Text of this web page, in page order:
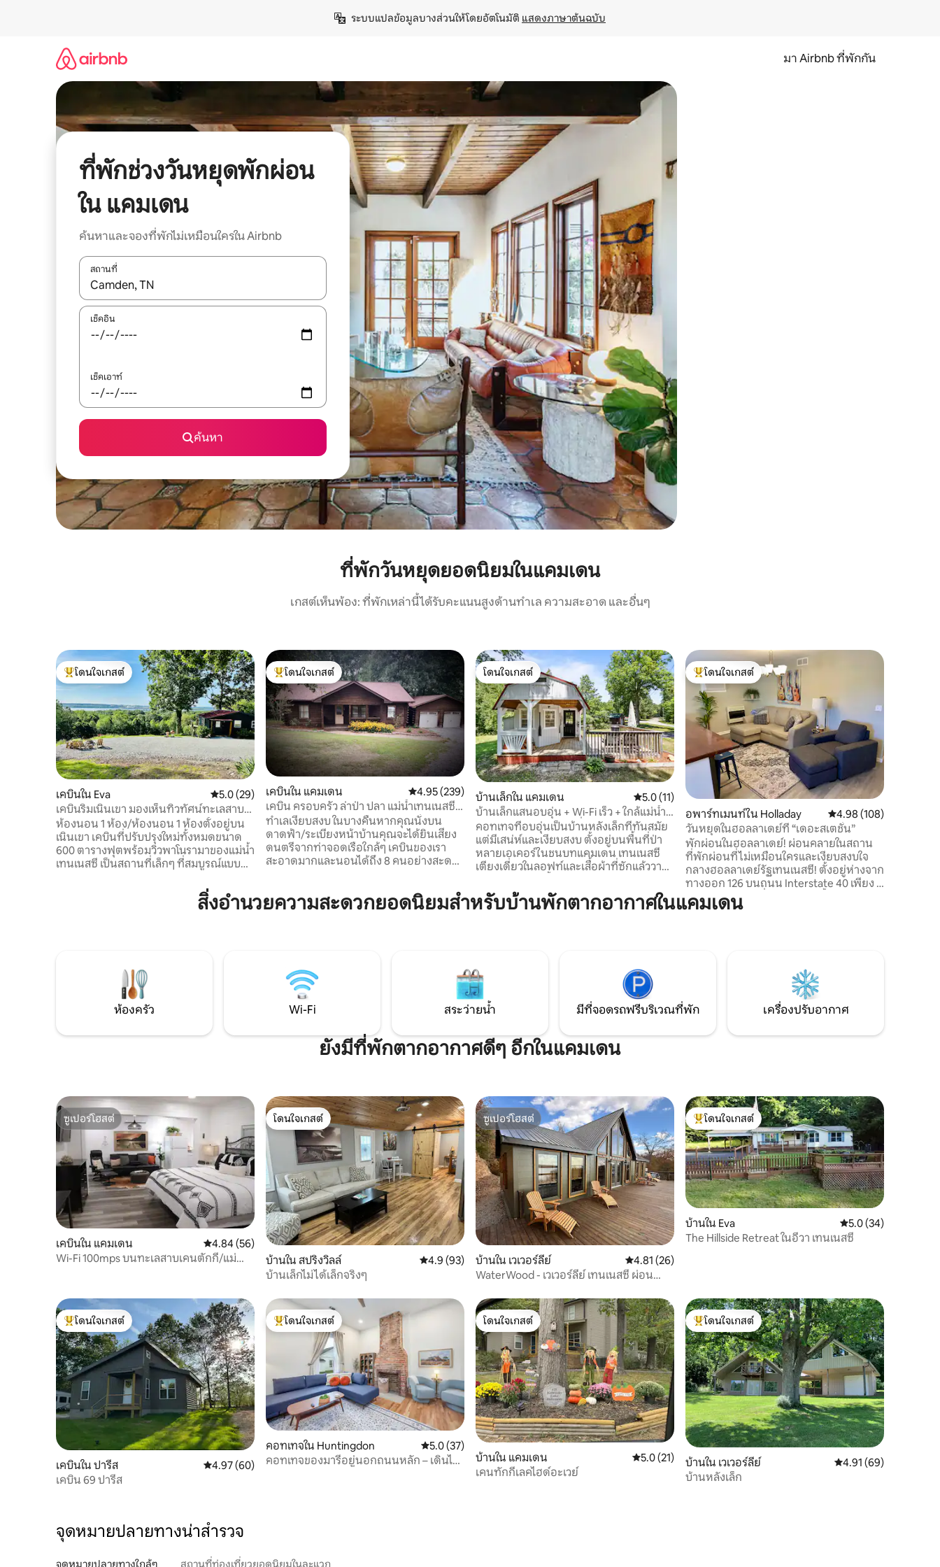
ระบบแปลข้อมูลบางส่วนให้โดยอัตโนมัติ แสดงภาษาต้นฉบับ
มา Airbnb ที่พักกัน
ที่พักช่วงวันหยุดพักผ่อน
ใน แคมเดน
ค้นหาและจองที่พักไม่เหมือนใครใน Airbnb
สถานที่
ใช้ลูกศรขึ้นลง หรือใช้การสัมผัสหรือปัด เพื่อสำรวจผลการค้นหา
เช็คอิน
เช็คเอาท์
ค้นหา
ที่พักวันหยุดยอดนิยมในแคมเดน
เกสต์เห็นพ้อง: ที่พักเหล่านี้ได้รับคะแนนสูงด้านทำเล ความสะอาด และอื่นๆ
โดนใจเกสต์ที่สุด
โดนใจเกสต์
เคบินใน Eva คะแนนเฉลี่ย 5.0 จาก 5, 29 รีวิว
5.0 (29)
เคบินริมเนินเขา มองเห็นทิวทัศน์ทะเลสาบ
เคนทักกี (Eva)
ห้องนอน 1 ห้อง/ห้องนอน 1 ห้องตั้งอยู่บน
เนินเขา เคบินที่ปรับปรุงใหม่ทั้งหมดขนาด
600 ตารางฟุตพร้อมวิวพาโนรามาของแม่น้ำ
เทนเนสซี เป็นสถานที่เล็กๆ ที่สมบูรณ์แบบ
ได้อย่างสะดวกสบายและเป็นส่วนตัว ไม่
สันทนาการอีวาบีช/ทางลาดเรือ - 3 นาทีถึง
ดอลลาร์เจเนอรัล -10 นาทีเข้าเมือง ไม่
อนุญาตให้นำสัตว์เลี้ยงเข้าพัก
โดนใจเกสต์ที่สุด
โดนใจเกสต์
เคบินใน แคมเดน คะแนนเฉลี่ย 4.95 จาก 5, 239 รีวิว
4.95 (239)
เคบิน ครอบครัว ล่าป่า ปลา แม่น้ำเทนเนสซี/
ทะเลสาบเคนทักกี
ทำเลเงียบสงบ ในบางคืนหากคุณนั่งบน
ดาดฟ้า/ระเบียงหน้าบ้านคุณจะได้ยินเสียง
ดนตรีจากท่าจอดเรือใกล้ๆ เคบินของเรา
สะอาดมากและนอนได้ถึง 8 คนอย่างสะดวก
Families visit the area as it is near the TN
River/KY Lake, Pilot Knob, Lakeshore, and
คน) ตัวเลือกที่ 3, 3 ห้องนอน (ผู้เข้าพักไม่
เกิน 8 คน)
โดนใจเกสต์
โดนใจเกสต์
บ้านเล็กใน แคมเดน คะแนนเฉลี่ย 5.0 จาก 5, 11 รีวิว
5.0 (11)
บ้านเล็กแสนอบอุ่น + Wi-Fi เร็ว + ใกล้แม่น้ำ
TN + ร้านอาหารยอดเยี่ยม
คอทเทจที่อบอุ่นเป็นบ้านหลังเล็กที่ทันสมัย
แต่มีเสน่ห์และเงียบสงบ ตั้งอยู่บนพื้นที่ป่า
หลายเอเคอร์ในชนบทแคมเดน เทนเนสซี
เตียงเดี่ยวในลอฟท์และเสื้อผ้าที่ซักแล้ววาง
สมาร์ททีวี และเกมเพื่อความบันเทิง แม่น้ำที
เอ็นอยู่ห่างออกไป 0.2 ไมล์ ว่ายน้ำ นำเรือ
หรือเล่นเกมกลางแจ้งอย่างเกมถุง/เกม
เกือกม้า มาพักผ่อนกัน!
โดนใจเกสต์ที่สุด
โดนใจเกสต์
อพาร์ทเมนท์ใน Holladay คะแนนเฉลี่ย 4.98 จาก
4.98 (108)
วันหยุดในฮอลลาเดย์ที่ “เดอะสเตชั่น”
พักผ่อนในฮอลลาเดย์! ผ่อนคลายในสถาน
ที่พักผ่อนที่ไม่เหมือนใครและเงียบสงบใจ
กลางฮอลลาเดย์รัฐเทนเนสซี! ตั้งอยู่ห่างจาก
ทางออก 126 บนถนน Interstate 40 เพียง 5
นาทีห่างเพียงไม่กี่นาทีจากแม่น้ำ TN,
Birdsong Marina, Nathan Bedford Forrest
และเคาน์เตอร์ไม้ซีดาร์ขนาดใหญ่ที่สวยงาม
มีเตียงควีนไซส์และโซฟาแบบดึงออกได้
สำหรับเด็กหรือผู้เข้าพักเสริม
สิ่งอำนวยความสะดวกยอดนิยมสำหรับบ้านพักตากอากาศในแคมเดน
ห้องครัว Wi-Fi สระว่ายน้ำ มีที่จอดรถฟรีบริเวณที่พัก เครื่องปรับอากาศ
ยังมีที่พักตากอากาศดีๆ อีกในแคมเดน
ซูเปอร์โฮสต์
ซูเปอร์โฮสต์
เคบินใน แคมเดน คะแนนเฉลี่ย 4.84 จาก 5, 56 รีวิว
4.84 (56)
Wi-Fi 100mps บนทะเลสาบเคนตักกี้/แม่น้ำ
โดนใจเกสต์
โดนใจเกสต์
บ้านใน สปริงวิลล์ คะแนนเฉลี่ย 4.9 จาก 5, 93 รีวิว
4.9 (93)
บ้านเล็กไม่ได้เล็กจริงๆ
ซูเปอร์โฮสต์
ซูเปอร์โฮสต์
บ้านใน เวเวอร์ลีย์ คะแนนเฉลี่ย 4.81 จาก 5, 26 รีวิว
4.81 (26)
WaterWood - เวเวอร์ลีย์ เทนเนสซี ผ่อน
โดนใจเกสต์ที่สุด
โดนใจเกสต์
บ้านใน Eva คะแนนเฉลี่ย 5.0 จาก
5.0 (34)
The Hillside Retreat ในอีวา เทนเนสซี
โดนใจเกสต์ที่สุด
โดนใจเกสต์
เคบินใน ปารีส คะแนนเฉลี่ย 4.97 จาก 5, 60 รีวิว
4.97 (60)
เคบิน 69 ปารีส
โดนใจเกสต์ที่สุด
โดนใจเกสต์
คอทเทจใน Huntingdon คะแนนเฉลี่ย 5.0 จาก 5, 37 รีวิว
5.0 (37)
คอทเทจของมารีอยู่นอกถนนหลัก – เดินไป
โดนใจเกสต์
โดนใจเกสต์
บ้านใน แคมเดน คะแนนเฉลี่ย 5.0 จาก 5, 21 รีวิว
5.0 (21)
เคนทักกีเลคไฮด์อะเวย์
โดนใจเกสต์ที่สุด
โดนใจเกสต์
บ้านใน เวเวอร์ลีย์ คะแนนเฉลี่ย 4.91 จาก
4.91 (69)
บ้านหลังเล็ก
จุดหมายปลายทางน่าสำรวจ
จุดหมายปลายทางใกล้ๆ สถานที่ท่องเที่ยวยอดนิยมในละแวก